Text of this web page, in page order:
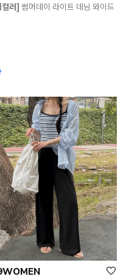
러] 썸머데이 라이트 데님 와이드